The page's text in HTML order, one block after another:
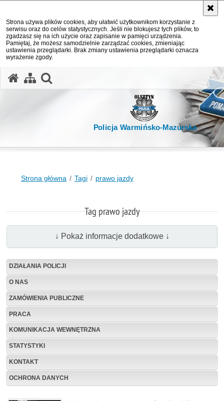
Strona używa plików cookies, aby ułatwić użytkownikom korzystanie z
serwisu oraz do celów statystycznych. Jeśli nie blokujesz tych plików, to
zgadzasz się na ich użycie oraz zapisanie w pamięci urządzenia.
Pamiętaj, że możesz samodzielnie zarządzać cookies, zmieniając
ustawienia przeglądarki. Brak zmiany ustawienia przeglądarki oznacza
wyrażenie zgody.
Policja Warmińsko-Mazurska
Strona główna Tagi prawo jazdy
Tag prawo jazdy
↓ Pokaż informacje dodatkowe ↓
DZIAŁANIA POLICJI
O NAS
ZAMÓWIENIA PUBLICZNE
PRACA
KOMUNIKACJA WEWNĘTRZNA
STATYSTYKI
KONTAKT
OCHRONA DANYCH